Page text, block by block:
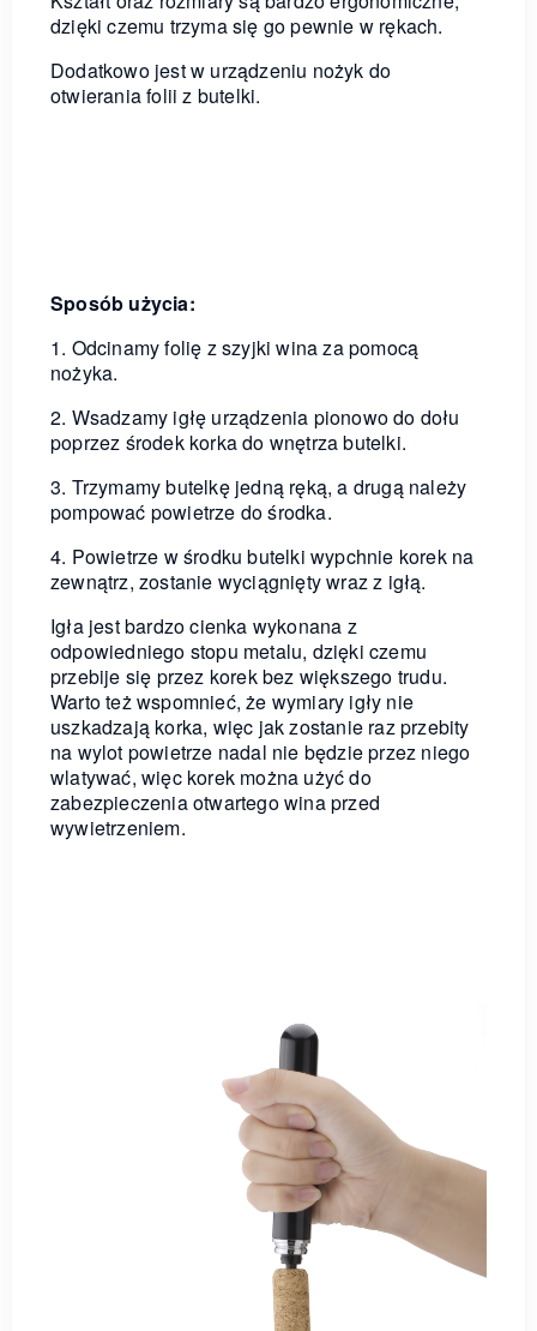
dzięki czemu trzyma się go pewnie w rękach.
Dodatkowo jest w urządzeniu nożyk do
otwierania folii z butelki.
Sposób użycia:
1. Odcinamy folię z szyjki wina za pomocą
nożyka.
2. Wsadzamy igłę urządzenia pionowo do dołu
poprzez środek korka do wnętrza butelki.
3. Trzymamy butelkę jedną ręką, a drugą należy
pompować powietrze do środka.
4. Powietrze w środku butelki wypchnie korek na
zewnątrz, zostanie wyciągnięty wraz z igłą.
Igła jest bardzo cienka wykonana z
odpowiedniego stopu metalu, dzięki czemu
przebije się przez korek bez większego trudu.
Warto też wspomnieć, że wymiary igły nie
uszkadzają korka, więc jak zostanie raz przebity
na wylot powietrze nadal nie będzie przez niego
wlatywać, więc korek można użyć do
zabezpieczenia otwartego wina przed
wywietrzeniem.